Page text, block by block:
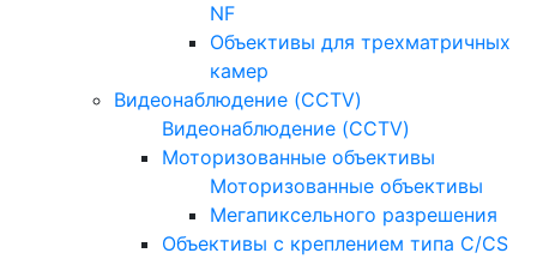
NF
Объективы для трехматричных
камер
Видеонаблюдение (CCTV)
Видеонаблюдение (CCTV)
Моторизованные объективы
Моторизованные объективы
Мегапиксельного разрешения
Объективы с креплением типа C/CS